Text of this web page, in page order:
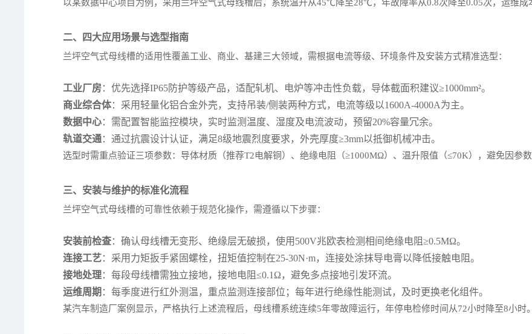
以某数据中心项目为例，采用兰坪空气式母线槽后，系统温升从45℃降至28℃，年故障率从0.8次降至0.05次，运维成
二、四大应用场景与选型指南
兰坪空气式母线槽的适用性覆盖工业、商业、基建三大领域，需根据电流等级、环境条件及安装方式精准选型：
工业厂房：优先选择IP65防护等级产品，适配轧机、电炉等冲击性负载，导体截面积建议≥1000mm²。
商业综合体：采用轻量化铝合金外壳，支持吊装/侧装两种方式，电流等级以1600A-4000A为主。
数据中心：需配置智能监控模块，实时监测温度、湿度及电流波动，预留20%容量冗余。
轨道交通：通过抗震设计认证，满足8级地震烈度要求，外壳厚度≥3mm以抵御机械冲击。
选型时需重点验证三项参数：导体材质（推荐T2电解铜）、绝缘电阻（≥1000MΩ）、温升限值（≤70K），避免因参数
三、安装与维护的标准化流程
兰坪空气式母线槽的可靠性依赖于规范化操作，需遵循以下步骤：
安装前检查：确认母线槽无变形、绝缘层无破损，使用500V兆欧表检测相间绝缘电阻≥0.5MΩ。
连接工艺：采用力矩扳手紧固螺栓，扭矩值控制在25-30N·m，连接处涂抹导电膏以降低接触电阻。
接地处理：每段母线槽需独立接地，接地电阻≤0.1Ω，避免多点接地引发环流。
运维周期 ：每季度进行红外测温，重点监测连接部位；每年进行绝缘性能测试，及时更换老化组件。
某汽车制造厂案例显示，严格执行上述流程后，母线槽系统连续5年零故障运行，年停电检修时间从72小时降至8小时。